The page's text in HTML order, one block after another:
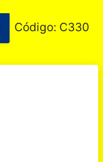
Código: C330